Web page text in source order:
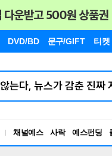
DVD/BD 문구/GIFT 티켓
채널예스 사락 예스펀딩